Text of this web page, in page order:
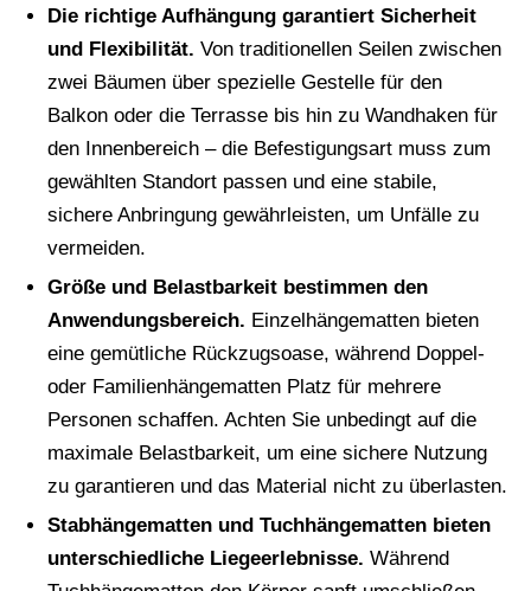
Die richtige Aufhängung garantiert Sicherheit
und Flexibilität. Von traditionellen Seilen zwischen
zwei Bäumen über spezielle Gestelle für den
Balkon oder die Terrasse bis hin zu Wandhaken für
den Innenbereich – die Befestigungsart muss zum
gewählten Standort passen und eine stabile,
sichere Anbringung gewährleisten, um Unfälle zu
vermeiden.
Größe und Belastbarkeit bestimmen den
Anwendungsbereich. Einzelhängematten bieten
eine gemütliche Rückzugsoase, während Doppel-
oder Familienhängematten Platz für mehrere
Personen schaffen. Achten Sie unbedingt auf die
maximale Belastbarkeit, um eine sichere Nutzung
zu garantieren und das Material nicht zu überlasten.
Stabhängematten und Tuchhängematten bieten
unterschiedliche Liegeerlebnisse. Während